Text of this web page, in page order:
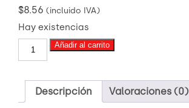
$8.56 (incluido IVA)
Hay existencias
AA-
FILTRO
AIRE
Añadir al carrito
Descripción Valoraciones (0)